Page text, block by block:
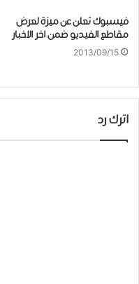
فيسبوك تعلن عن ميزة لعرض
مقاطع الفيديو ضمن اخر الاخبار
2013/09/15
اترك رد